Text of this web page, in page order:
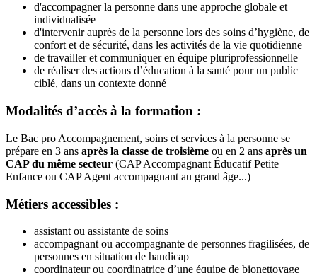
d'accompagner la personne dans une approche globale et
individualisée
d'intervenir auprès de la personne lors des soins d’hygiène, de
confort et de sécurité, dans les activités de la vie quotidienne
de travailler et communiquer en équipe pluriprofessionnelle
de réaliser des actions d’éducation à la santé pour un public
ciblé, dans un contexte donné
Modalités d’accès à la formation :
Le Bac pro Accompagnement, soins et services à la personne se
prépare en 3 ans après la classe de troisième ou en 2 ans après un
CAP du même secteur (CAP Accompagnant Éducatif Petite
Enfance ou CAP Agent accompagnant au grand âge...)
Métiers accessibles :
assistant ou assistante de soins
accompagnant ou accompagnante de personnes fragilisées, de
personnes en situation de handicap
coordinateur ou coordinatrice d’une équipe de bionettoyage